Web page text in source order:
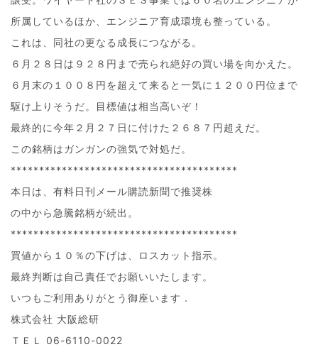
所属しているほか、エンジニア育成環境も整っている。
これは、同社の更なる成長につながる。
６月２８日は９２８円まで売られ絶好の買い場を向かえた。
６月末の１００８円を超えて来ると一気に１２００円位まで
駆け上りそうだ。目標値は相当高いぞ！
最終的に今年２月２７日に付けた２６８７円超えだ。
この銘柄はガンガンの強気で対処だ。
****************************************
本日は、有料日刊メール購読新聞で推奨株
の中から急騰銘柄が続出。
****************************************
買値から１０％の下げは、ロスカット指示。
最終判断は自己責任でお願いいたします。
いつもご利用ありがとう御座います．
株式会社 大阪総研
ＴＥＬ 06-6110-0022